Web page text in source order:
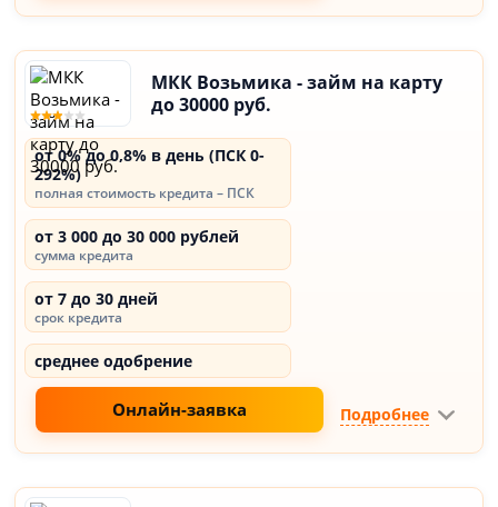
МКК Возьмика - займ на карту
до 30000 руб.
от 0% до 0,8% в день (ПСК 0-
292%)
полная стоимость кредита – ПСК
от 3 000 до 30 000 рублей
сумма кредита
от 7 до 30 дней
срок кредита
среднее одобрение
Онлайн-заявка Подробнее